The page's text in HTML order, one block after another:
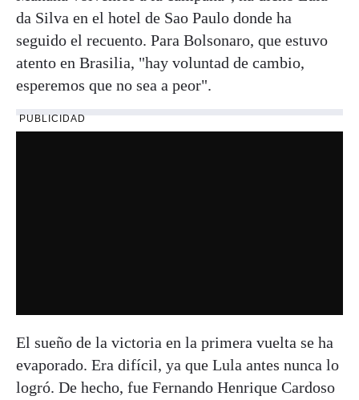
da Silva en el hotel de Sao Paulo donde ha
seguido el recuento. Para Bolsonaro, que estuvo
atento en Brasilia, "hay voluntad de cambio,
esperemos que no sea a peor".
PUBLICIDAD
El sueño de la victoria en la primera vuelta se ha
evaporado. Era difícil, ya que Lula antes nunca lo
logró. De hecho, fue Fernando Henrique Cardoso